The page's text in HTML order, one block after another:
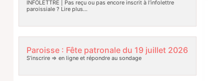
INFOLETTRE | Pas reçu ou pas encore inscrit à l’infolettre
paroissiale ? Lire plus…
Paroisse : Fête patronale du 19 juillet 2026
S’inscrire => en ligne et répondre au sondage